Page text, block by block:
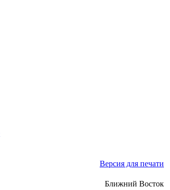
Версия для печати
Ближний Восток